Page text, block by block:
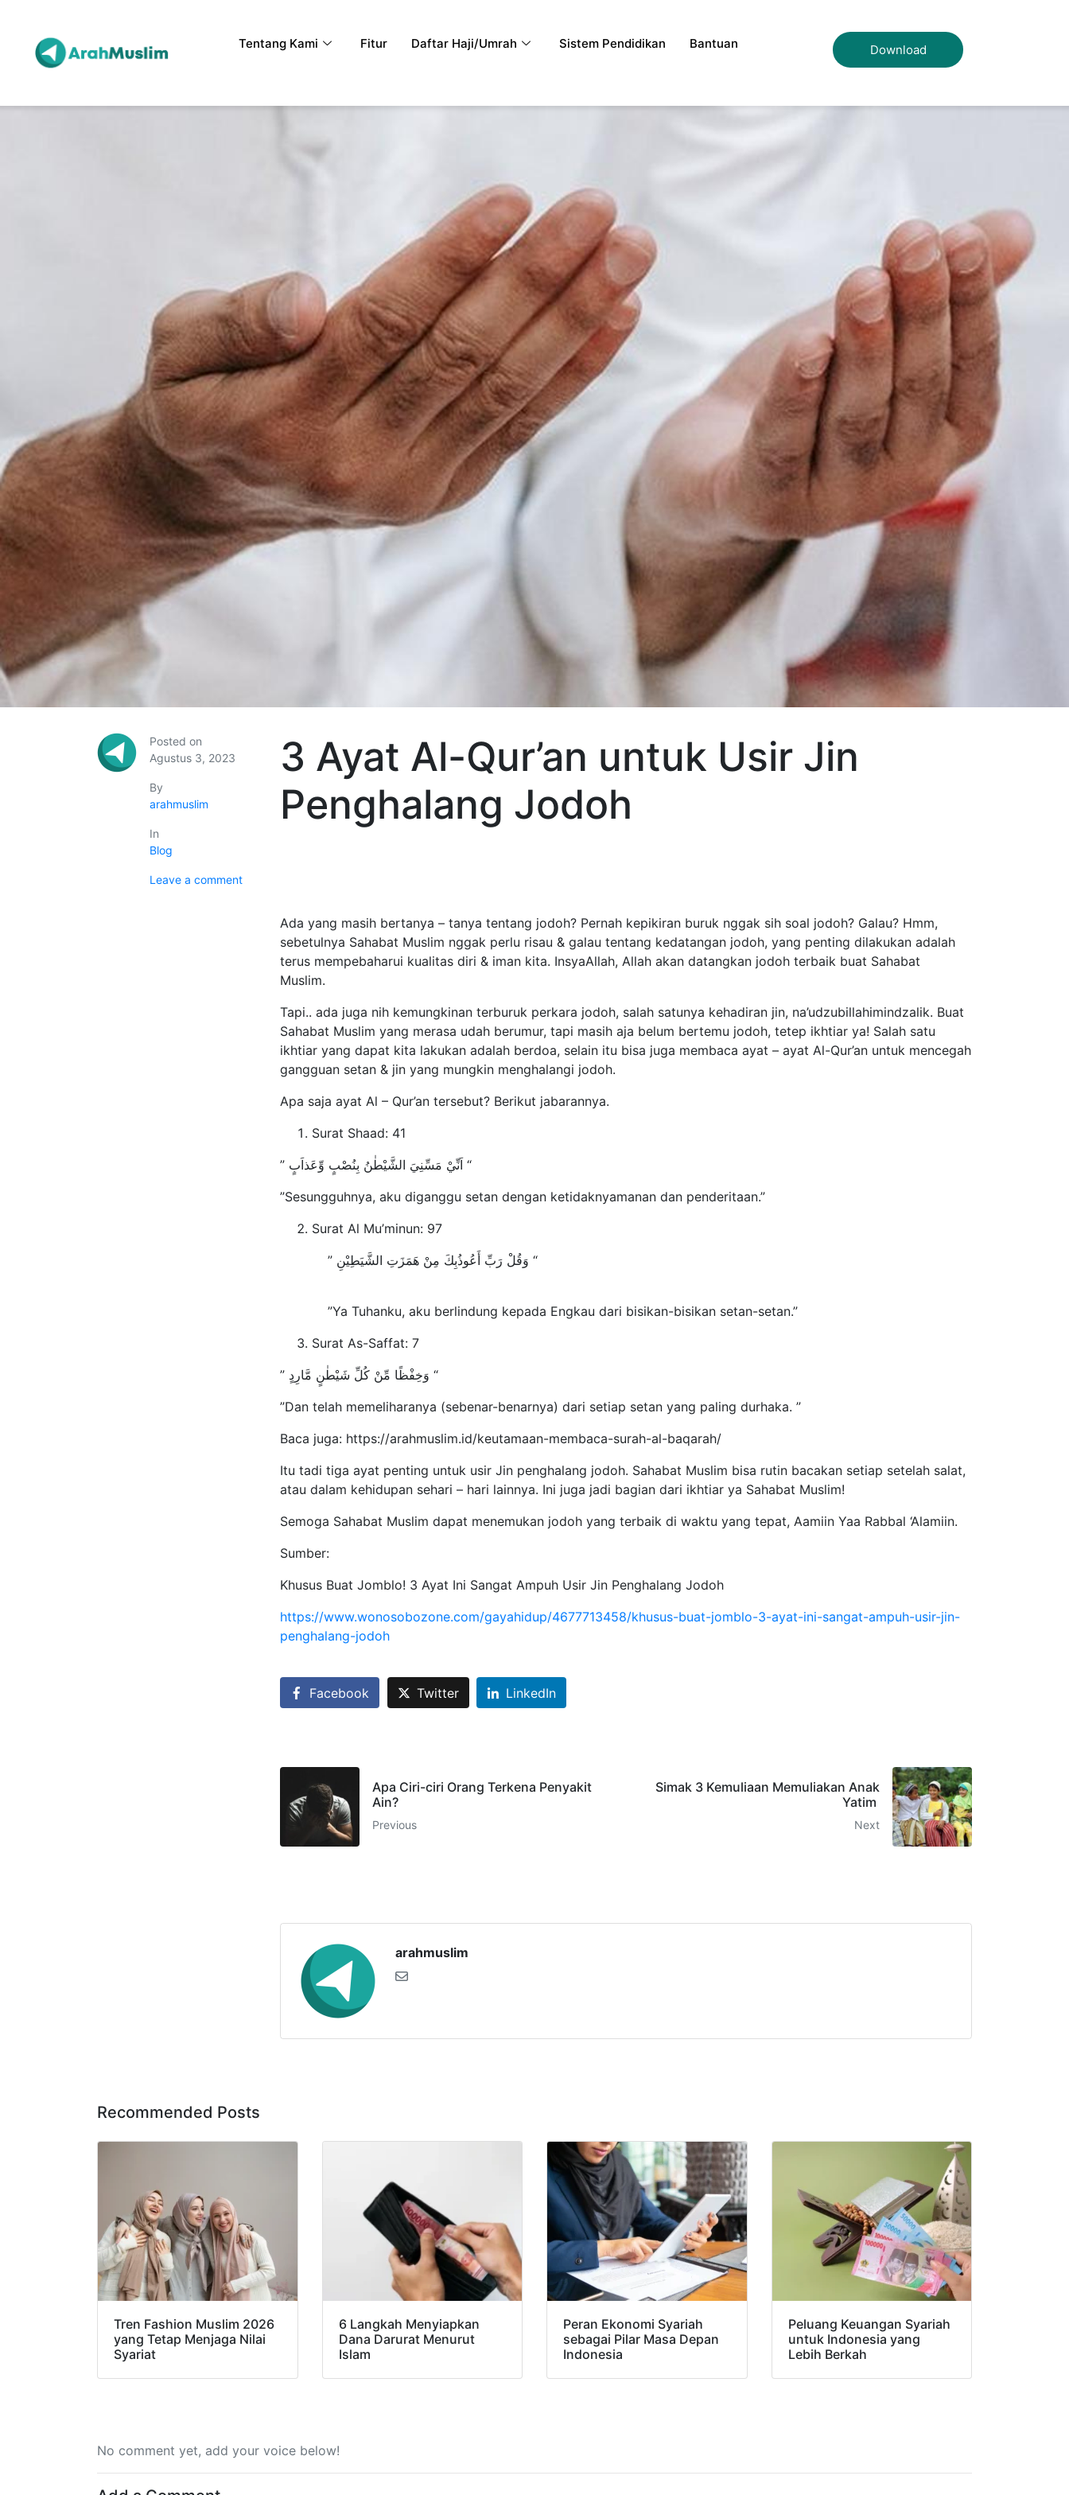
Tentang Kami Fitur Daftar Haji/Umrah Sistem Pendidikan Bantuan Download
Posted on
Agustus 3, 2023
By
arahmuslim
In
Blog
Leave a comment
3 Ayat Al-Qur’an untuk Usir Jin
Penghalang Jodoh
Ada yang masih bertanya – tanya tentang jodoh? Pernah kepikiran buruk nggak sih soal jodoh? Galau? Hmm,
sebetulnya Sahabat Muslim nggak perlu risau & galau tentang kedatangan jodoh, yang penting dilakukan adalah
terus mempebaharui kualitas diri & iman kita. InsyaAllah, Allah akan datangkan jodoh terbaik buat Sahabat
Muslim.
Tapi.. ada juga nih kemungkinan terburuk perkara jodoh, salah satunya kehadiran jin, na’udzubillahimindzalik. Buat
Sahabat Muslim yang merasa udah berumur, tapi masih aja belum bertemu jodoh, tetep ikhtiar ya! Salah satu
ikhtiar yang dapat kita lakukan adalah berdoa, selain itu bisa juga membaca ayat – ayat Al-Qur’an untuk mencegah
gangguan setan & jin yang mungkin menghalangi jodoh.
Apa saja ayat Al – Qur’an tersebut? Berikut jabarannya.
Surat Shaad: 41
” اَنِّيْ مَسِّنِيَ الشَّيْطٰنُ بِنُصْبٍ وِّعَذاَبٍ “
”Sesungguhnya, aku diganggu setan dengan ketidaknyamanan dan penderitaan.”
Surat Al Mu’minun: 97
” وَقُلْ رَبِّ أَعُوذُبِكَ مِنْ هَمَزَتِ الشَّيَطِيْنِ “
”Ya Tuhanku, aku berlindung kepada Engkau dari bisikan-bisikan setan-setan.”
Surat As-Saffat: 7
” وَخِفْظًا مِّنْ كُلِّ شَيْطٰنٍ مَّارِدٍ “
”Dan telah memeliharanya (sebenar-benarnya) dari setiap setan yang paling durhaka. ”
Baca juga: https://arahmuslim.id/keutamaan-membaca-surah-al-baqarah/
Itu tadi tiga ayat penting untuk usir Jin penghalang jodoh. Sahabat Muslim bisa rutin bacakan setiap setelah salat,
atau dalam kehidupan sehari – hari lainnya. Ini juga jadi bagian dari ikhtiar ya Sahabat Muslim!
Semoga Sahabat Muslim dapat menemukan jodoh yang terbaik di waktu yang tepat, Aamiin Yaa Rabbal ‘Alamiin.
Sumber:
Khusus Buat Jomblo! 3 Ayat Ini Sangat Ampuh Usir Jin Penghalang Jodoh
https://www.wonosobozone.com/gayahidup/4677713458/khusus-buat-jomblo-3-ayat-ini-sangat-ampuh-usir-jin-
penghalang-jodoh
Facebook Twitter LinkedIn
Apa Ciri-ciri Orang Terkena Penyakit
Ain?
Previous
Simak 3 Kemuliaan Memuliakan Anak
Yatim
Next
arahmuslim
Recommended Posts
Tren Fashion Muslim 2026
yang Tetap Menjaga Nilai
Syariat
6 Langkah Menyiapkan
Dana Darurat Menurut
Islam
Peran Ekonomi Syariah
sebagai Pilar Masa Depan
Indonesia
Peluang Keuangan Syariah
untuk Indonesia yang
Lebih Berkah
No comment yet, add your voice below!